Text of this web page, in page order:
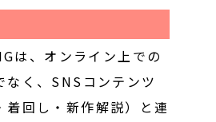
は、オンライン上での
なく、SNSコンテンツ
着回し・新作解説）と連